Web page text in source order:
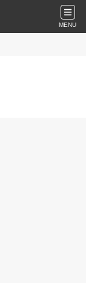
MENU